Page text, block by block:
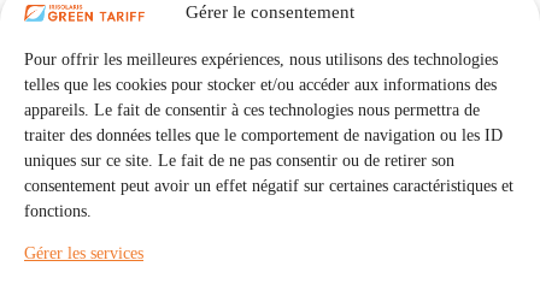
Gérer le consentement
Pour offrir les meilleures expériences, nous utilisons des technologies
telles que les cookies pour stocker et/ou accéder aux informations des
appareils. Le fait de consentir à ces technologies nous permettra de
traiter des données telles que le comportement de navigation ou les ID
uniques sur ce site. Le fait de ne pas consentir ou de retirer son
consentement peut avoir un effet négatif sur certaines caractéristiques et
fonctions.
Gérer les services